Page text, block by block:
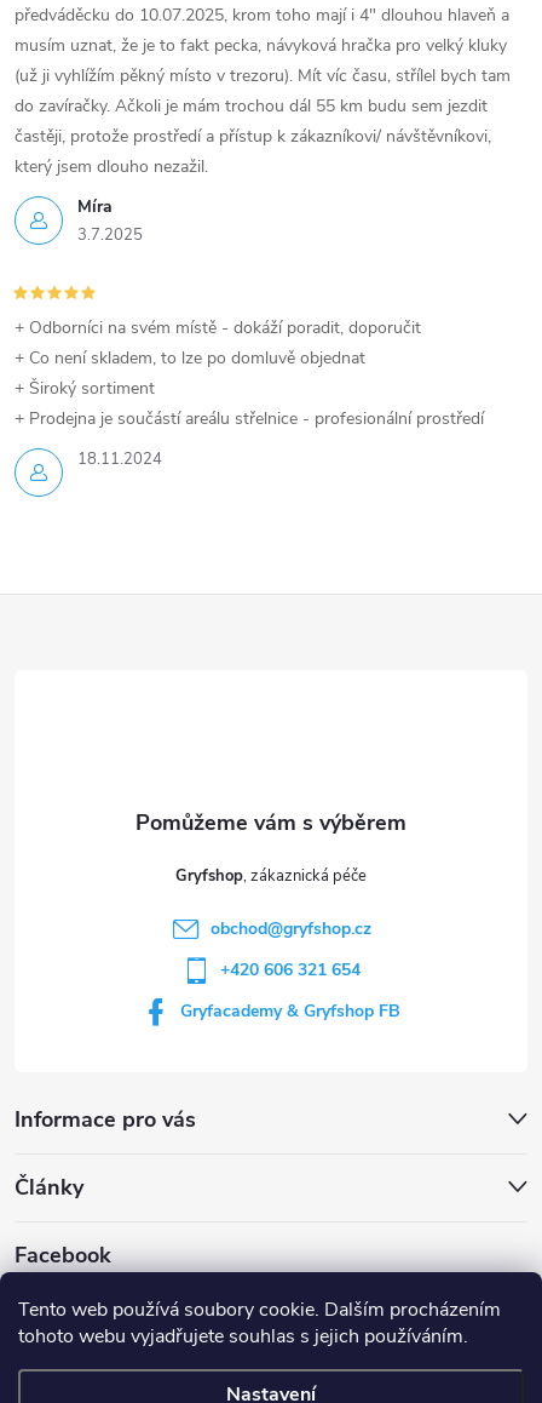
Tento web používá soubory cookie. Dalším procházením
tohoto webu vyjadřujete souhlas s jejich používáním.
Nastavení
Míra
3.7.2025
předváděcku do 10.07.2025, krom toho mají i 4" dlouhou hlaveň a
musím uznat, že je to fakt pecka, návyková hračka pro velký kluky
(už ji vyhlížím pěkný místo v trezoru). Mít víc času, střílel bych tam
do zavíračky. Ačkoli je mám trochou dál 55 km budu sem jezdit
častěji, protože prostředí a přístup k zákazníkovi/ návštěvníkovi,
který jsem dlouho nezažil.
18.11.2024
+ Odborníci na svém místě - dokáží poradit, doporučit
+ Co není skladem, to lze po domluvě objednat
+ Široký sortiment
+ Prodejna je součástí areálu střelnice - profesionální prostředí
Informace pro vás
Gryfshop
obchod@gryfshop.cz
+420 606 321 654
Gryfacademy & Gryfshop FB
Články
Facebook